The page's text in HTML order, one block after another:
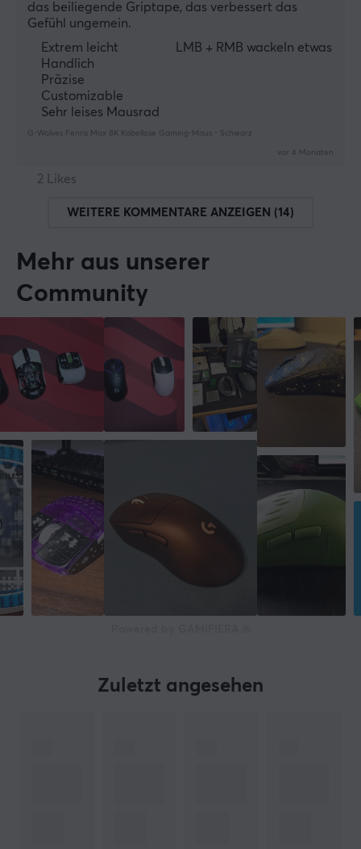
das beiliegende Griptape, das verbessert das
Gefühl ungemein.
Extrem leicht
Handlich
Präzise
Customizable
Sehr leises Mausrad
LMB + RMB wackeln etwas
G-Wolves Fenris Max 8K Kabellose Gaming-Maus - Schwarz
vor 4 Monaten
2 Likes
WEITERE KOMMENTARE ANZEIGEN (14)
Mehr aus unserer
Community
Zuletzt angesehen